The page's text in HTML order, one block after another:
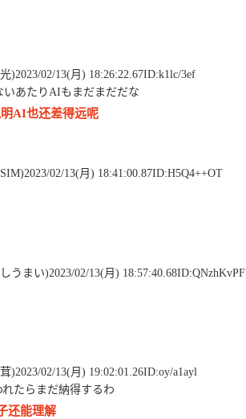
)2023/02/13(月) 18:26:22.67ID:k1lc/3ef
あたりAIもまだまだだな
AI也还差得远呢
02/13(月) 18:41:00.87ID:H5Q4++OT
うまい)2023/02/13(月) 18:57:40.68ID:QNzhKvPF
)2023/02/13(月) 19:02:01.26ID:oy/a1ayl
たらまだ納得するわ
还能理解